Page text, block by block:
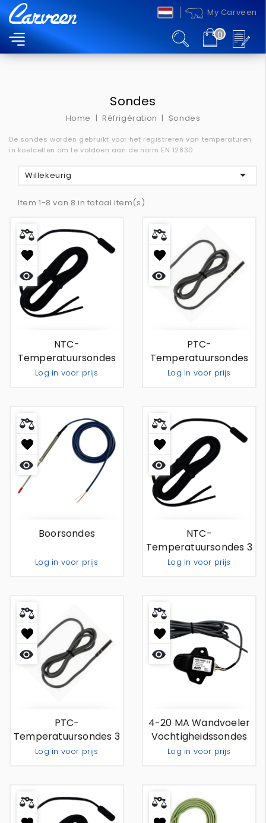
My Carveen
0
MENU
Sondes
Home Réfrigération Sondes
De sondes worden gebruikt voor het registreren van temperaturen
in koelcellen om te voldoen aan de norm EN 12830.
Willekeurig 
Item 1-8 van 8 in totaal item(s)
NTC-
Temperatuursondes
1,50 M
Log in voor prijs
PTC-
Temperatuursondes
1,50 M
Log in voor prijs
Boorsondes
Log in voor prijs
NTC-
Temperatuursondes 3
M
Log in voor prijs
PTC-
Temperatuursondes 3
M
Log in voor prijs
4-20 MA Wandvoeler
Vochtigheidssondes
Log in voor prijs